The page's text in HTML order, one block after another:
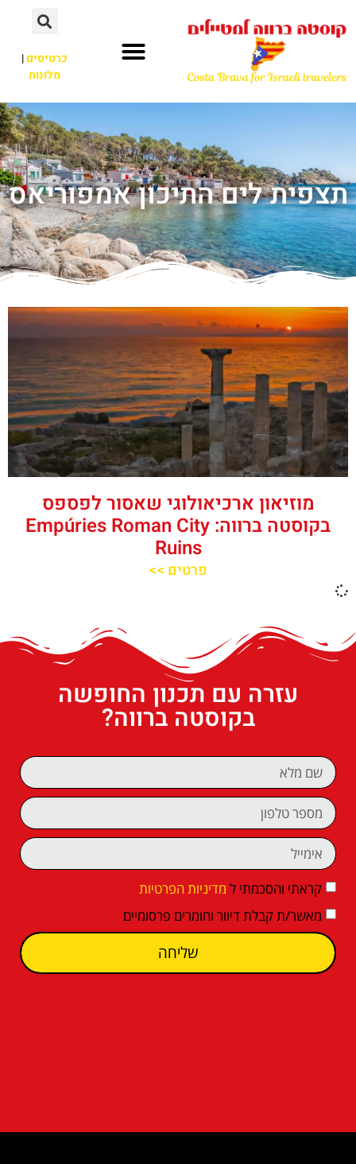
כרטיסים|
מלונות
תצפית לים התיכון אמפוריאס
מוזיאון ארכיאולוגי שאסור לפספס
בקוסטה ברווה: Empúries Roman City
Ruins
פרטים >>
עזרה עם תכנון החופשה
בקוסטה ברווה?
קראתי והסכמתי ל מדיניות הפרטיות
מאשר/ת קבלת דיוור וחומרים פרסומיים
שליחה